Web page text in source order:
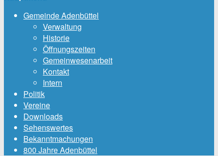
Gemeinde Adenbüttel
Verwaltung
Historie
Öffnungszeiten
Gemeinwesenarbeit
Kontakt
Intern
Politik
Vereine
Downloads
Sehenswertes
Bekanntmachungen
800 Jahre Adenbüttel